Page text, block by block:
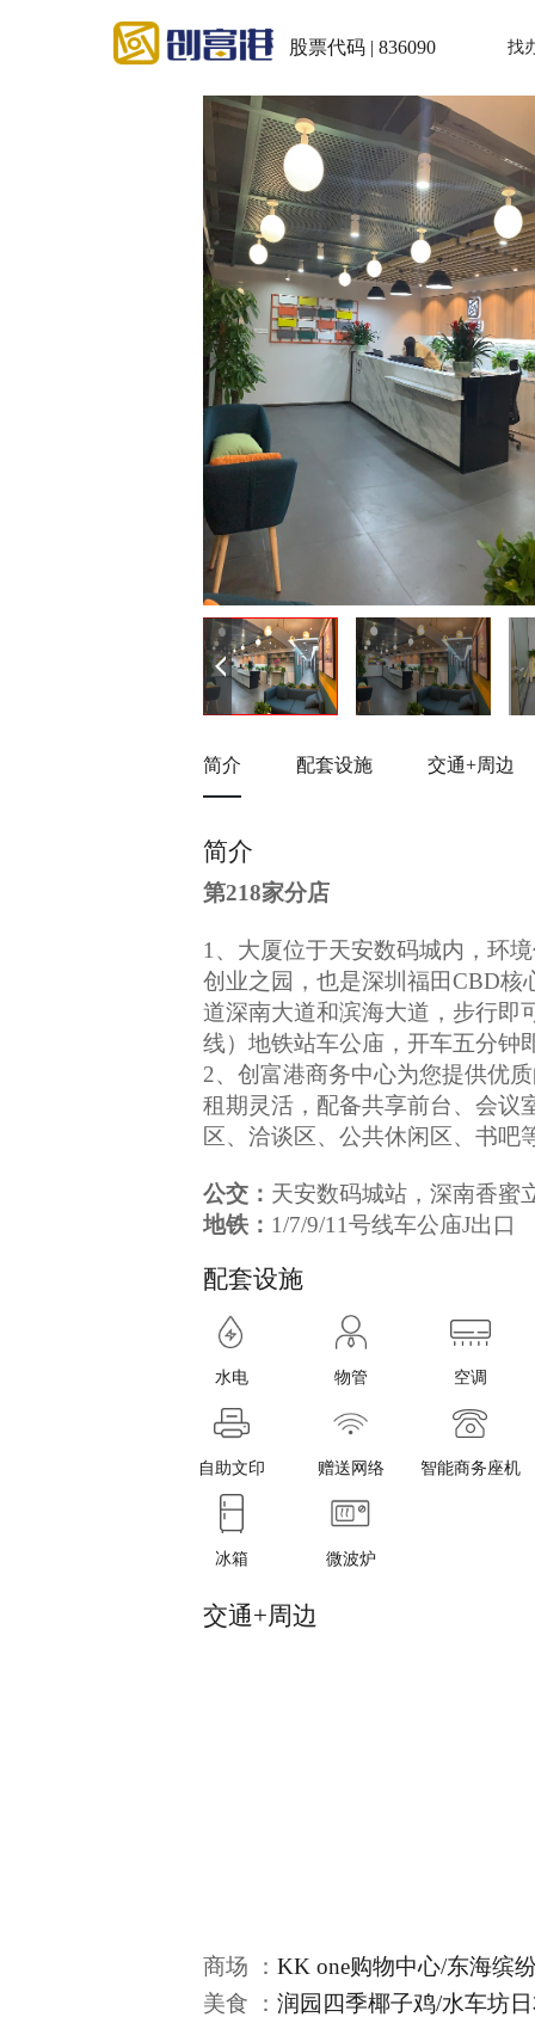
股票代码 | 836090 找
简介 配套设施 交通+周边
简介
第218家分店
1、大厦位于天安数码城内，环
创业之园，也是深圳福田CBD核
道深南大道和滨海大道，步行即
线）地铁站车公庙，开车五分钟
2、创富港商务中心为您提供优
租期灵活，配备共享前台、会议
区、洽谈区、公共休闲区、书吧
公交： 天安数码城站，深南香蜜
地铁： 1/7/9/11号线车公庙J出口
配套设施
水电 物管 空调
自助文印 赠送网络 智能商务座机
冰箱 微波炉
交通+周边
商场 ： KK one购物中心/东海缤
美食 ： 润园四季椰子鸡/水车坊